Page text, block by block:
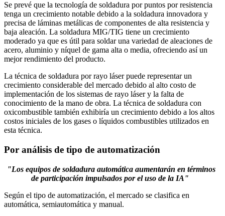
Se prevé que la tecnología de soldadura por puntos por resistencia
tenga un crecimiento notable debido a la soldadura innovadora y
precisa de láminas metálicas de componentes de alta resistencia y
baja aleación. La soldadura MIG/TIG tiene un crecimiento
moderado ya que es útil para soldar una variedad de aleaciones de
acero, aluminio y níquel de gama alta o media, ofreciendo así un
mejor rendimiento del producto.
La técnica de soldadura por rayo láser puede representar un
crecimiento considerable del mercado debido al alto costo de
implementación de los sistemas de rayo láser y la falta de
conocimiento de la mano de obra. La técnica de soldadura con
oxicombustible también exhibiría un crecimiento debido a los altos
costos iniciales de los gases o líquidos combustibles utilizados en
esta técnica.
Por análisis de tipo de automatización
"Los equipos de soldadura automática aumentarán en términos
de participación impulsados ​​por el uso de la IA"
Según el tipo de automatización, el mercado se clasifica en
automática, semiautomática y manual.